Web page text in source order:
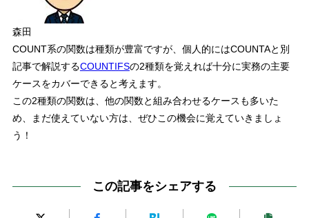
森田
COUNT系の関数は種類が豊富ですが、 個人的にはCOUNTAと別
記事で解説するCOUNTIFSの2種類を覚えれば十分に実務の主要
ケースをカバーできると考えます。
この2種類の関数は、他の関数と組み合わせるケースも多いた
め、まだ使えていない方は、ぜひこの機会に覚えていきましょ
う！
この記事をシェアする